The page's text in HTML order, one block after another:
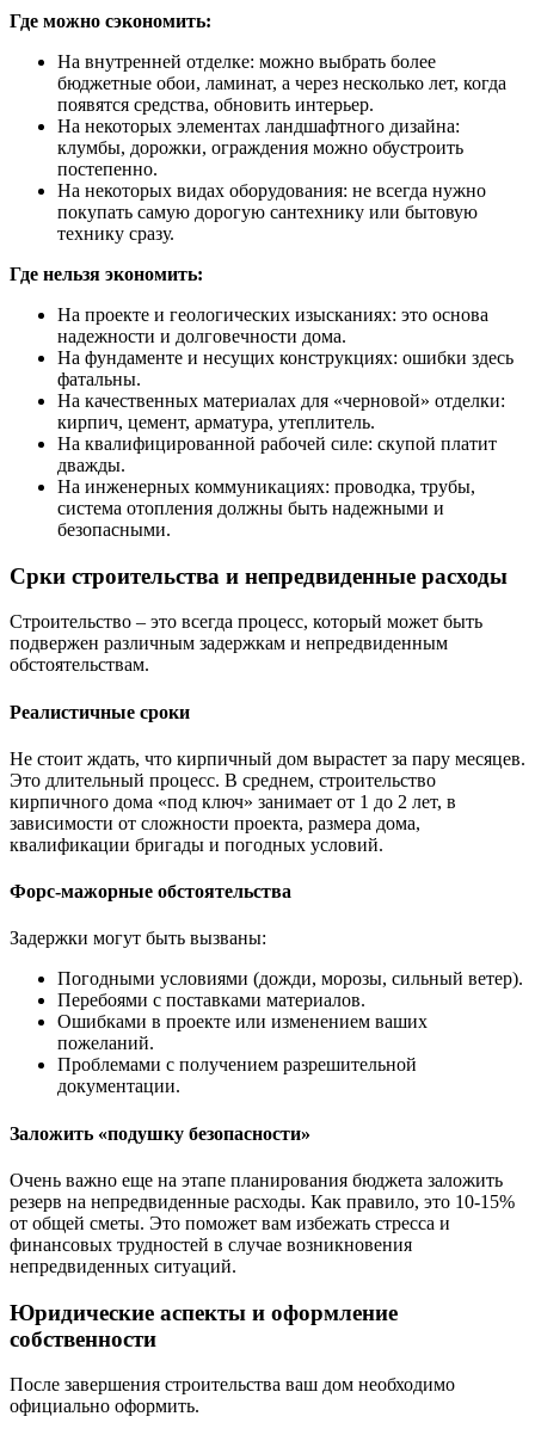
Где можно сэкономить:
На внутренней отделке: можно выбрать более
бюджетные обои, ламинат, а через несколько лет, когда
появятся средства, обновить интерьер.
На некоторых элементах ландшафтного дизайна:
клумбы, дорожки, ограждения можно обустроить
постепенно.
На некоторых видах оборудования: не всегда нужно
покупать самую дорогую сантехнику или бытовую
технику сразу.
Где нельзя экономить:
На проекте и геологических изысканиях: это основа
надежности и долговечности дома.
На фундаменте и несущих конструкциях: ошибки здесь
фатальны.
На качественных материалах для «черновой» отделки:
кирпич, цемент, арматура, утеплитель.
На квалифицированной рабочей силе: скупой платит
дважды.
На инженерных коммуникациях: проводка, трубы,
система отопления должны быть надежными и
безопасными.
Срки строительства и непредвиденные расходы
Строительство – это всегда процесс, который может быть
подвержен различным задержкам и непредвиденным
обстоятельствам.
Реалистичные сроки
Не стоит ждать, что кирпичный дом вырастет за пару месяцев.
Это длительный процесс. В среднем, строительство
кирпичного дома «под ключ» занимает от 1 до 2 лет, в
зависимости от сложности проекта, размера дома,
квалификации бригады и погодных условий.
Форс-мажорные обстоятельства
Задержки могут быть вызваны:
Погодными условиями (дожди, морозы, сильный ветер).
Перебоями с поставками материалов.
Ошибками в проекте или изменением ваших
пожеланий.
Проблемами с получением разрешительной
документации.
Заложить «подушку безопасности»
Очень важно еще на этапе планирования бюджета заложить
резерв на непредвиденные расходы. Как правило, это 10-15%
от общей сметы. Это поможет вам избежать стресса и
финансовых трудностей в случае возникновения
непредвиденных ситуаций.
Юридические аспекты и оформление
собственности
После завершения строительства ваш дом необходимо
официально оформить.